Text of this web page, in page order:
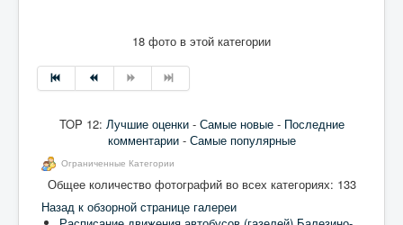
18 фото в этой категории
TOP 12: Лучшие оценки- Самые новые- Последние
комментарии- Самые популярные
Ограниченные Категории
Общее количество фотографий во всех категориях: 133
Назад к обзорной странице галереи